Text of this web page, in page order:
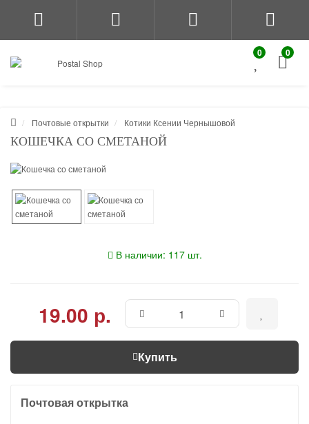
0 0
Почтовые открытки Котики Ксении Чернышовой
КОШЕЧКА СО СМЕТАНОЙ
В наличии: 117 шт.
19.00 р.
Купить
Почтовая открытка